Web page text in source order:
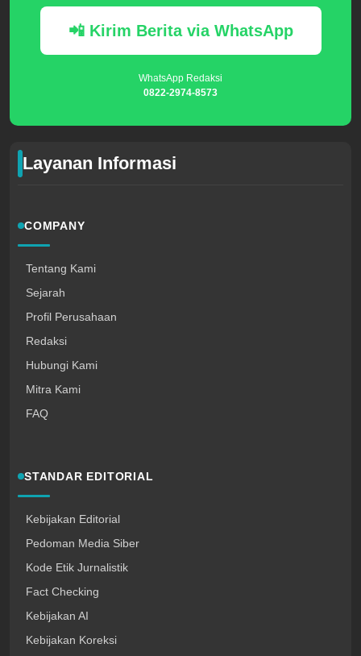
📲 Kirim Berita via WhatsApp
WhatsApp Redaksi
0822-2974-8573
Layanan Informasi
COMPANY
Tentang Kami
Sejarah
Profil Perusahaan
Redaksi
Hubungi Kami
Mitra Kami
FAQ
STANDAR EDITORIAL
Kebijakan Editorial
Pedoman Media Siber
Kode Etik Jurnalistik
Fact Checking
Kebijakan AI
Kebijakan Koreksi